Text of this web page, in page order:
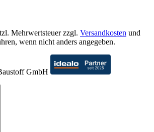
Mehrwertsteuer zzgl. Versandkosten und
wenn nicht anders angegeben.
GmbH